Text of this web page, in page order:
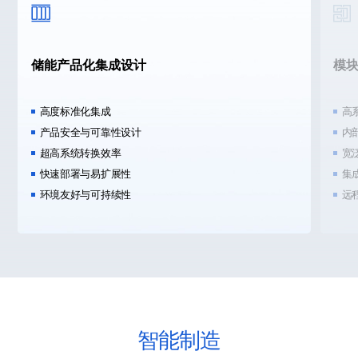

储能产品化集成设计
高度标准化集成
产品安全与可靠性设计
超高系统转换效率
快速部署与易扩展性
环境友好与可持续性

模
高
内
宽
集
远
智能制造